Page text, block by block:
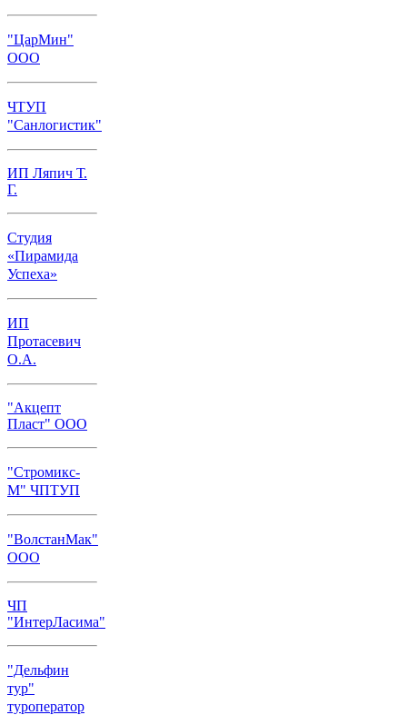
"ЦарМин"
ООО
ЧТУП
"Санлогистик"
ИП Ляпич Т.
Г.
Студия
«Пирамида
Успеха»
ИП
Протасевич
О.А.
"Акцепт
Пласт" ООО
"Стромикс-
М" ЧПТУП
"ВолстанМак"
ООО
ЧП
"ИнтерЛасима"
"Дельфин
тур"
туроператор